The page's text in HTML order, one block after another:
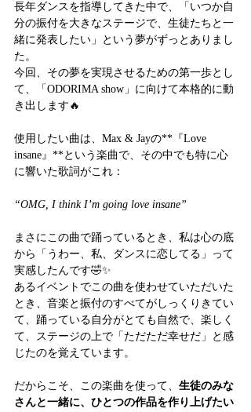
長年ダンスを指導してきた中で、「いつか自
分の振付を大きなステージで、生徒たちと一
緒に発表したい」という夢がずっとありまし
た。
今回、その夢を実現させるための第一歩とし
て、「ODORIMA show」に向けて本格的に動
き出します🔥
使用したい曲は、Max & Jayの**『Love
insane』**という楽曲で、その中でも特に心
に響いた歌詞がこれ：
“OMG, I think I’m going love insane”
まさにこの曲で踊っているとき、私は心の底
から「うわー、私、ダンスに恋してる」って
実感したんです🤣✨
あるイベントでこの曲を使わせていただいた
とき、音楽と振付のすべてがしっくりきてい
て、踊っている自分がとても自然で、楽しく
て、ステージの上で「ただただ幸せだ」と感
じたのを覚えています。
だからこそ、この楽曲を使って、 生徒のみな
さんと一緒に、ひとつの作品を作り上げたい